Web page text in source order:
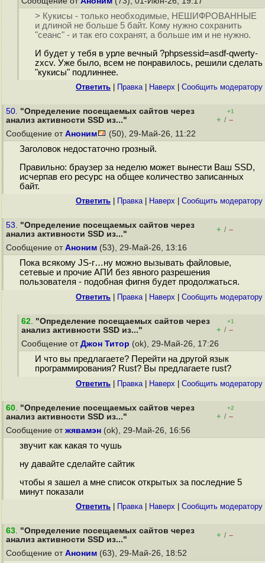
> Кукисы - только необходимые, НЕШИФРОВАННЫЕ
и длиной не больше 5 байт. Кому нужно сохранить
"сеанс" - и так его сохранят, а больше им и не нужно.
И будет у тебя в урле вечный ?phpsessid=asdf-qwerty-
zxcv. Уже было, всем не понравилось, решили сделать
"кукисы" подлиннее.
Ответить Правка| Наверх Cообщить модератору
50. "Определение посещаемых сайтов через
анализ активности SSD из..."
+1
+ / –
Сообщение от Аноним (50), 29-Май-26, 11:22
Заголовок недостаточно грозный.
Правильно: браузер за неделю может вынести Ваш SSD,
исчерпав его ресурс на общее количество записанных
байт.
Ответить Правка| Наверх Cообщить модератору
53. "Определение посещаемых сайтов через
анализ активности SSD из..."
+ / –
Сообщение от Аноним (53), 29-Май-26, 13:16
Пока всякому JS-г…ну можно вызывать файловые,
сетевые и прочие АПИ без явного разрешения
пользователя - подобная фигня будет продолжаться.
Ответить Правка| Наверх Cообщить модератору
62. "Определение посещаемых сайтов через
анализ активности SSD из..."
+1
+ / –
Сообщение от Джон Титор (ok), 29-Май-26, 17:26
И что вы предлагаете? Перейти на другой язык
программирования? Rust? Вы предлагаете rust?
Ответить Правка| Наверх Cообщить модератору
60. "Определение посещаемых сайтов через
анализ активности SSD из..."
+2
+ / –
Сообщение от жявамэн (ok), 29-Май-26, 16:56
звучит как какая то чушь
ну давайте сделайте сайтик
чтобы я зашел а мне список открытых за последние 5
минут показали
Ответить Правка| Наверх Cообщить модератору
63. "Определение посещаемых сайтов через
анализ активности SSD из..."
+ / –
Сообщение от Аноним (63), 29-Май-26, 18:52